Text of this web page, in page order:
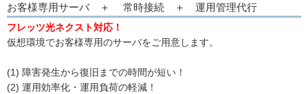
お客様専用サーバ ＋ 常時接続 ＋ 運用管理代行
フレッツ光ネクスト対応！
仮想環境でお客様専用のサーバをご用意します。
(1) 障害発生から復旧までの時間が短い！
(2) 運用効率化・運用負荷の軽減！